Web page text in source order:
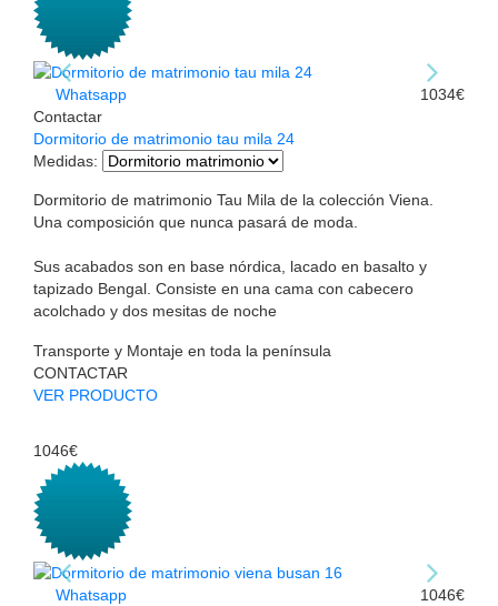
Whatsapp
Contactar
1034€
Dormitorio de matrimonio tau mila 24
Medidas:
Dormitorio de matrimonio Tau Mila de la colección Viena.
Una composición que nunca pasará de moda.
Sus acabados son en base nórdica, lacado en basalto y
tapizado Bengal. Consiste en una cama con cabecero
acolchado y dos mesitas de noche
Transporte y Montaje en toda la península
CONTACTAR
VER PRODUCTO
1046€
Whatsapp
1046€